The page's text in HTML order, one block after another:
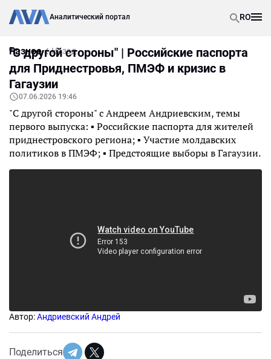
Аналитический портал RO
Разное Назад
"С другой стороны" | Российские паспорта
для Приднестровья, ПМЭФ и кризис в
Гагаузии
07.06.2026 19:46
"С другой стороны" с Андреем Андриевским, темы
первого выпуска: ▪️ Российские паспорта для жителей
приднестровского региона; ▪️ Участие молдавских
политиков в ПМЭФ; ▪️ Предстоящие выборы в Гагаузии.
Автор:Андриевский Андрей
Поделиться